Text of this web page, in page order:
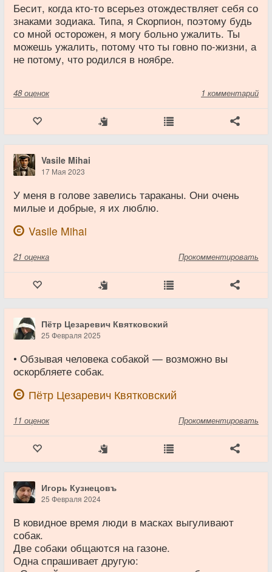
Бесит, когда кто-то всерьез отождествляет себя со
знаками зодиака. Типа, я Скорпион, поэтому будь
со мной осторожен, я могу больно ужалить. Ты
можешь ужалить, потому что ты говно по-жизни, а
не потому, что родился в ноябре.
48 оценок 1 комментарий
Vasile Mihai
17 Мая 2023
У меня в голове завелись тараканы. Они очень
милые и добрые, я их люблю.
Vasile Mihai
21 оценка Прокомментировать
Пётр Цезаревич Квятковский
25 Февраля 2025
• Обзывая человека собакой — возможно вы
оскорбляете собак.
Пётр Цезаревич Квятковский
11 оценок Прокомментировать
Игорь Кузнецовъ
25 Февраля 2024
В ковидное время люди в масках выгуливают
собак.
Две собаки общаются на газоне.
Одна спрашивает другую: